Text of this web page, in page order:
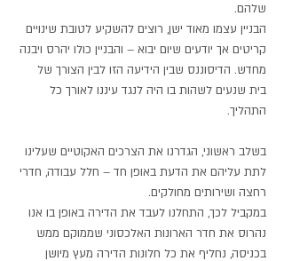
שלהם.
הבניין עצמו מאוד ישן, רוצים להשקיע לטובת שינויים
קריטים אך יודעים שיום יבוא – והבניין כולו יהרס ויבנה
מחדש. הדיסוננס שבין הידיעה הזו לבין הצורך של
בית שנעים לשהות בו היה לנגד עיננו לאורך כל
התהליך.
בשלב ראשוני, הגדרנו את הצרכים האקוטיים שעלינו
לתת עליהם את הדעת באופן חד – חלל עבודה, חדרי
רחצה ושירותים מחולקים.
במקביל לכך, התחלנו לעבד את הדירה באופן בו אנו
נהרוס את חדר הארונות האלכסוני שממוקם ממש
בכניסה, נחליף את כל חלונות הדירה מעץ מיושן